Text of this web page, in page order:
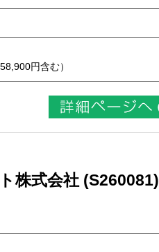
円含む）
株式会社 (S260081)